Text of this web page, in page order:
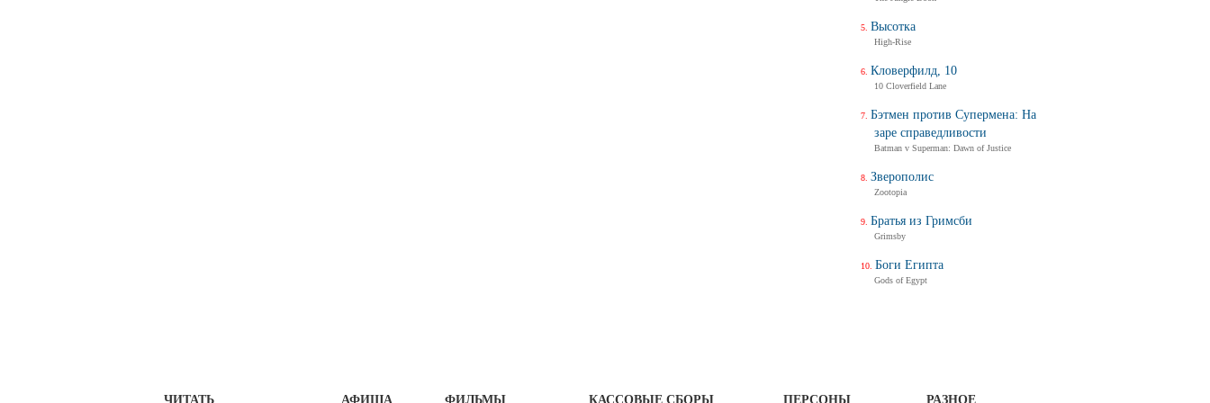
Высотка
High-Rise
Кловерфилд, 10
10 Cloverfield Lane
Бэтмен против Супермена: На
заре справедливости
Batman v Superman: Dawn of Justice
Зверополис
Zootopia
Братья из Гримсби
Grimsby
Боги Египта
Gods of Egypt
ЧИТАТЬ АФИША ФИЛЬМЫ КАССОВЫЕ СБОРЫ ПЕРСОНЫ РАЗНОЕ